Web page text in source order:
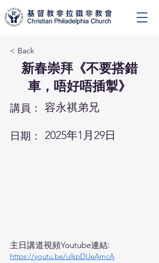
< Back
新春崇拜《不要搭錯
車，唔好唔插掣》
講員： 容永祺弟兄
日期： 2025年1月29日
主日講道視頻Youtube連結:
https://youtu.be/uIkpDUeAmcA